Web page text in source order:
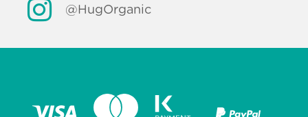
@HugOrganic